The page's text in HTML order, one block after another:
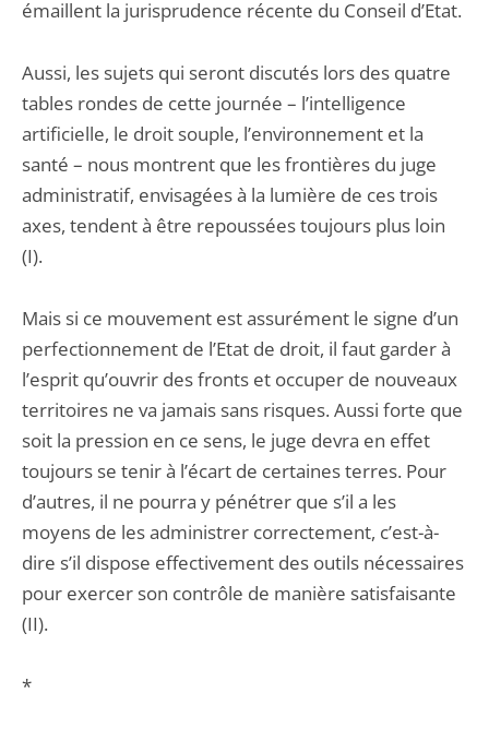
émaillent la jurisprudence récente du Conseil d’Etat.
Aussi, les sujets qui seront discutés lors des quatre
tables rondes de cette journée – l’intelligence
artificielle, le droit souple, l’environnement et la
santé – nous montrent que les frontières du juge
administratif, envisagées à la lumière de ces trois
axes, tendent à être repoussées toujours plus loin
(I).
Mais si ce mouvement est assurément le signe d’un
perfectionnement de l’Etat de droit, il faut garder à
l’esprit qu’ouvrir des fronts et occuper de nouveaux
territoires ne va jamais sans risques. Aussi forte que
soit la pression en ce sens, le juge devra en effet
toujours se tenir à l’écart de certaines terres. Pour
d’autres, il ne pourra y pénétrer que s’il a les
moyens de les administrer correctement, c’est-à-
dire s’il dispose effectivement des outils nécessaires
pour exercer son contrôle de manière satisfaisante
(II).
*